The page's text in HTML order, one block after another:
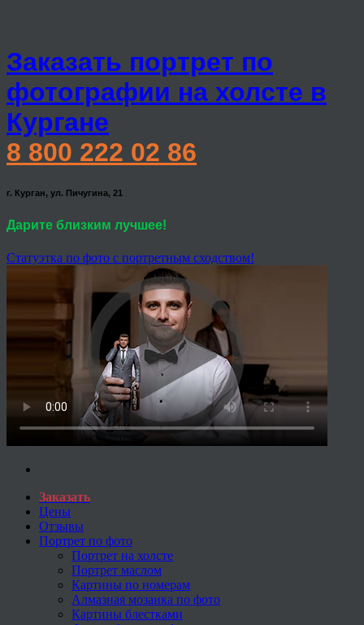
Заказать портрет по
фотографии на холсте в
Кургане
8 800 222 02 86
г. Курган, ул. Пичугина, 21
Дарите близким лучшее!
Статуэтка по фото с портретным сходством!
Заказать
Цены
Отзывы
Портрет по фото
Портрет на холсте
Портрет маслом
Картины по номерам
Алмазная мозаика по фото
Картины блестками